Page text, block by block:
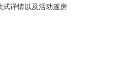
式详情以及活动篷房